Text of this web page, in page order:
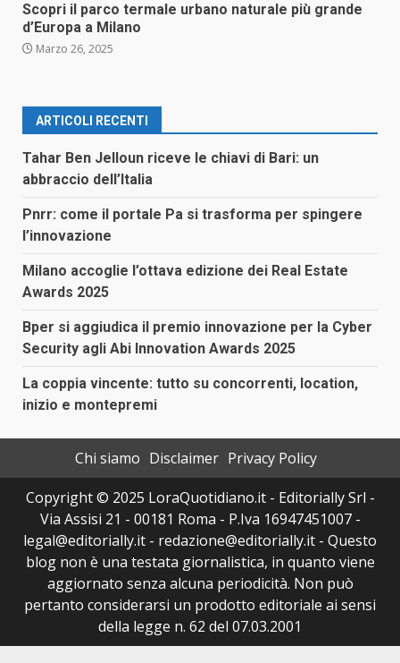
Scopri il parco termale urbano naturale più grande
d’Europa a Milano
Marzo 26, 2025
ARTICOLI RECENTI
Tahar Ben Jelloun riceve le chiavi di Bari: un
abbraccio dell’Italia
Pnrr: come il portale Pa si trasforma per spingere
l’innovazione
Milano accoglie l’ottava edizione dei Real Estate
Awards 2025
Bper si aggiudica il premio innovazione per la Cyber
Security agli Abi Innovation Awards 2025
La coppia vincente: tutto su concorrenti, location,
inizio e montepremi
Chi siamo Disclaimer Privacy Policy
Copyright © 2025 LoraQuotidiano.it - Editorially Srl -
Via Assisi 21 - 00181 Roma - P.Iva 16947451007 -
legal@editorially.it - redazione@editorially.it - Questo
blog non è una testata giornalistica, in quanto viene
aggiornato senza alcuna periodicità. Non può
pertanto considerarsi un prodotto editoriale ai sensi
della legge n. 62 del 07.03.2001